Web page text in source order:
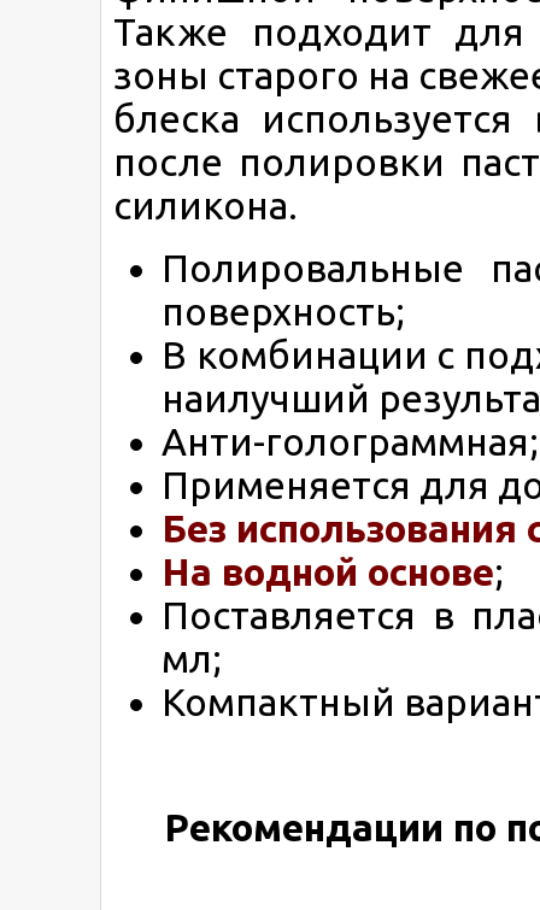
Также подходит для
зоны старого на
блеска
после полировки
силикона.
Полировальные
поверхность;
В комбинации с
наилучший
Анти-голограммная;
Применяется для
Без использования
На водной основе;
Поставляется в
мл;
Компактный
Рекомендации по